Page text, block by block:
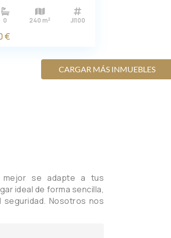
0 240 m2 JI100
€
CARGAR MÁS INMUEBLES
mejor se adapte a tus
ideal de forma sencilla,
Nosotros nos